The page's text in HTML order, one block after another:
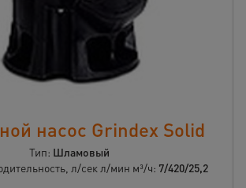
насос Grindex Solid
Тип: Шламовый
л/сек л/мин м³/ч: 7/420/25,2